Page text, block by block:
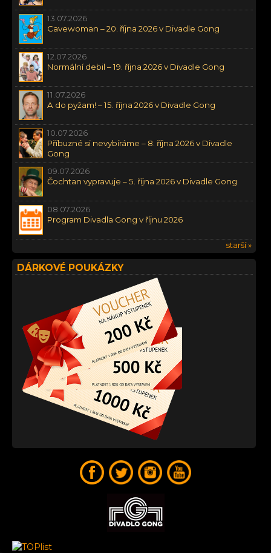
13.07.2026
Cavewoman – 20. října 2026 v Divadle Gong
12.07.2026
Normální debil – 19. října 2026 v Divadle Gong
11.07.2026
A do pyžam! – 15. října 2026 v Divadle Gong
10.07.2026
Příbuzné si nevybíráme – 8. října 2026 v Divadle
Gong
09.07.2026
Čochtan vypravuje – 5. října 2026 v Divadle Gong
08.07.2026
Program Divadla Gong v říjnu 2026
starší »
DÁRKOVÉ POUKÁZKY